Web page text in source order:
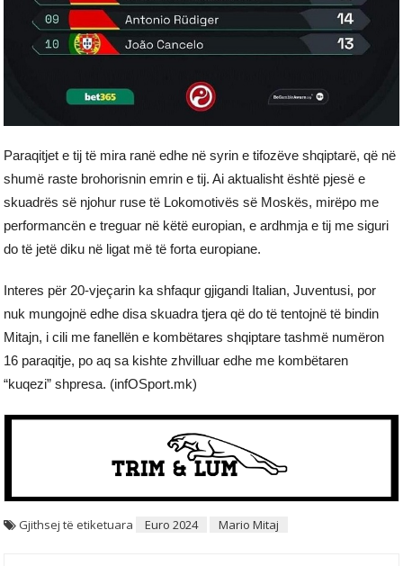
Paraqitjet e tij të mira ranë edhe në syrin e tifozëve shqiptarë, që në
shumë raste brohorisnin emrin e tij. Ai aktualisht është pjesë e
skuadrës së njohur ruse të Lokomotivës së Moskës, mirëpo me
performancën e treguar në këtë europian, e ardhmja e tij me siguri
do të jetë diku në ligat më të forta europiane.
Interes për 20-vjeçarin ka shfaqur gjigandi Italian, Juventusi, por
nuk mungojnë edhe disa skuadra tjera që do të tentojnë të bindin
Mitajn, i cili me fanellën e kombëtares shqiptare tashmë numëron
16 paraqitje, po aq sa kishte zhvilluar edhe me kombëtaren
“kuqezi” shpresa. (infOSport.mk)
Gjithsej të etiketuara Euro 2024 Mario Mitaj